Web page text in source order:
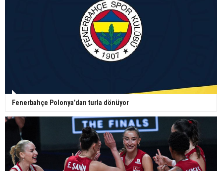
Fenerbahçe Polonya’dan turla dönüyor